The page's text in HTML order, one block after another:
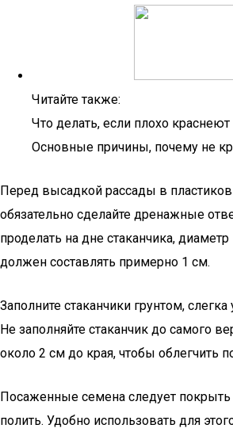
Читайте также:
Что делать, если плохо
Основные причины, почему не
Перед высадкой рассады в
обязательно сделайте дренажные
проделать на дне стаканчика,
должен составлять примерно 1 см.
Заполните стаканчики грунтом,
Не заполняйте стаканчик до самого
около 2 см до края, чтобы облегчить
Посаженные семена следует покрыть
полить. Удобно использовать для